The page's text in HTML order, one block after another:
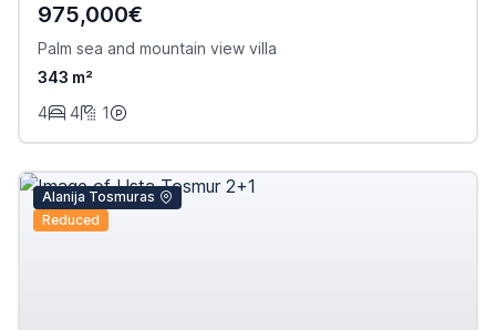
975,000€
Palm sea and mountain view villa
343 m²
4
4 1
Alanija Tosmuras
Reduced